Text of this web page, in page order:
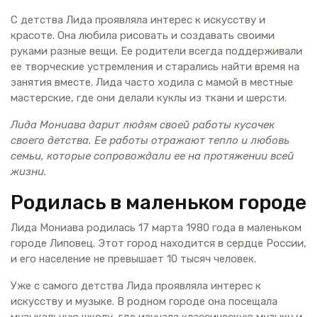
С детства Лида проявляла интерес к искусству и
красоте. Она любила рисовать и создавать своими
руками разные вещи. Ее родители всегда поддерживали
ее творческие устремления и старались найти время на
занятия вместе. Лида часто ходила с мамой в местные
мастерские, где они делали куклы из ткани и шерсти.
Лида Мониава дарит людям своей работы кусочек
своего детства. Ее работы отражают тепло и любовь
семьи, которые сопровождали ее на протяжении всей
жизни.
Родилась в маленьком городе
Лида Мониава родилась 17 марта 1980 года в маленьком
городе Липовец. Этот город находится в сердце России,
и его население не превышает 10 тысяч человек.
Уже с самого детства Лида проявляла интерес к
искусству и музыке. В родном городе она посещала